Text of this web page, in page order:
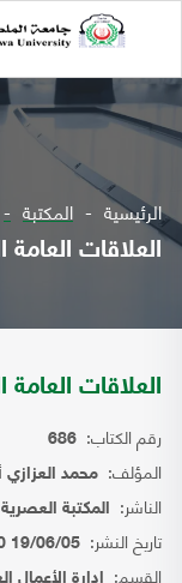
الرئيسية المكتبة
العلاقات العامة
العلاقات العامة
رقم الكتاب: 686
المؤلف: محمد
الناشر: المكتبة
تاريخ النشر: 19/06/05 12:00:00 AM
القسم: إدارة الأعمال